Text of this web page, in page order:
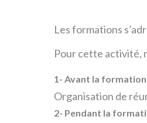
Les formations
Pour cette activité,
1- Avant la formation
Organisation de
2- Pendant la